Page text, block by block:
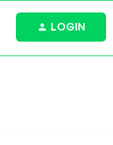
LOGIN